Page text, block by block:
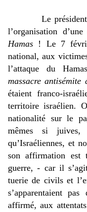
Le
Hamas ! Le 7
national, aux
l’attaque du
massacre antisémite
étaient franco-
territoire israélien.
nationalité sur le
mêmes si
qu’Israéliennes, et
son affirmation est
guerre, - car il
tuerie de civils et
s’apparentaient
affirmé, aux